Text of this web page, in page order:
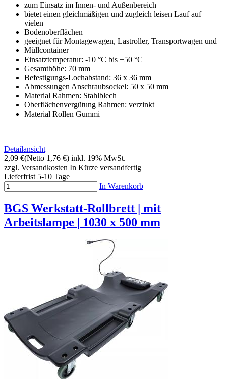
zum Einsatz im Innen- und Außenbereich
bietet einen gleichmäßigen und zugleich leisen Lauf auf
vielen
Bodenoberflächen
geeignet für Montagewagen, Lastroller, Transportwagen und
Müllcontainer
Einsatztemperatur: -10 °C bis +50 °C
Gesamthöhe: 70 mm
Befestigungs-Lochabstand: 36 x 36 mm
Abmessungen Anschraubsockel: 50 x 50 mm
Material Rahmen: Stahlblech
Oberflächenvergütung Rahmen: verzinkt
Material Rollen Gummi
Detailansicht
2,09 €(Netto 1,76 €) inkl. 19% MwSt.
zzgl. Versandkosten In Kürze versandfertig
Lieferfrist 5-10 Tage
In Warenkorb
BGS Werkstatt-Rollbrett | mit
Arbeitslampe | 1030 x 500 mm